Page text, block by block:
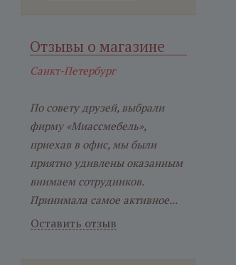
Отзывы о магазине
Санкт-Петербург
По совету друзей, выбрали
фирму «Миассмебель»,
приехав в офис, мы были
приятно удивлены оказанным
внимаем сотрудников.
Принимала самое активное...
Оставить отзыв